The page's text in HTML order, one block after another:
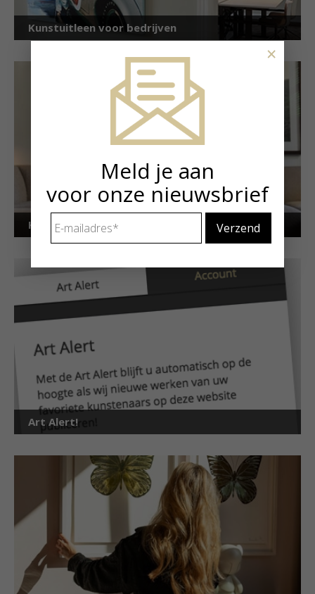
Kunstuitleen voor bedrijven
Kunstuitleen voor particulieren
Art Alert!
Meld je aan
voor onze nieuwsbrief
mailadres *
×